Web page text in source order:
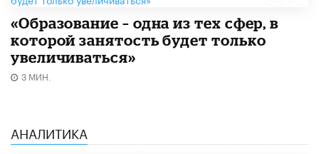
«Образование – одна из тех сфер, в
которой занятость будет только
увеличиваться»
3 МИН.
АНАЛИТИКА